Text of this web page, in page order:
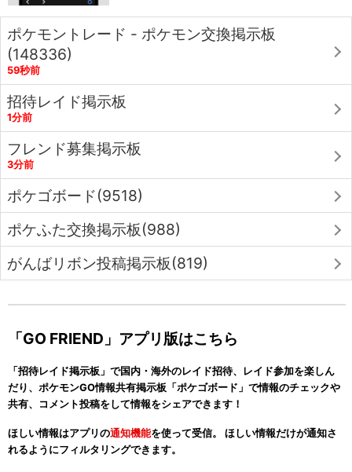
ポケモントレード - ポケモン交換掲示板
(148336)
59秒前
招待レイド掲示板
1分前
フレンド募集掲示板
3分前
ポケゴボード(9518)
ポケふた交換掲示板(988)
がんばリボン投稿掲示板(819)
「GO FRIEND」アプリ版はこちら
「招待レイド掲示板」で国内・海外のレイド招待、レイド参加を楽しん
だり、ポケモンGO情報共有掲示板「ポケゴボード」で情報のチェックや
共有、コメント投稿をして情報をシェアできます！
ほしい情報はアプリの通知機能を使って受信。 ほしい情報だけが通知さ
れるようにフィルタリングできます。